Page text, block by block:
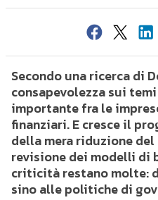
Secondo una ricerca di
consapevolezza sui
importante fra le
finanziari. E cresce il
della mera riduzione
revisione dei modelli di
criticità restano molte:
sino alle politiche di